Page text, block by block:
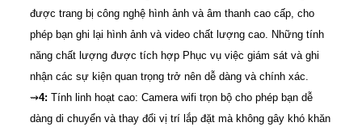
được trang bị công nghệ hình ảnh và âm thanh cao cấp, cho
phép bạn ghi lại hình ảnh và video chất lượng cao. Những tính
năng chất lượng được tích hợp Phục vụ việc giám sát và ghi
nhận các sự kiện quan trọng trở nên dễ dàng và chính xác.
⇝4: Tính linh hoạt cao: Camera wifi trọn bộ cho phép bạn dễ
dàng di chuyển và thay đổi vị trí lắp đặt mà không gây khó khăn